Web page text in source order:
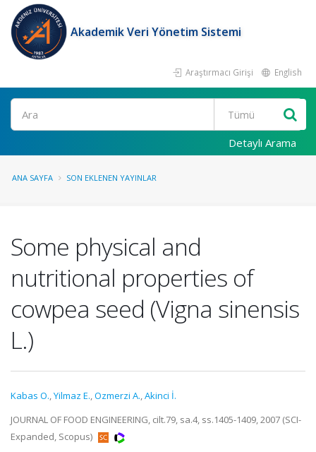
Akademik Veri Yönetim Sistemi
Araştırmacı Girişi English
Ara
Detaylı Arama
ANA SAYFA SON EKLENEN YAYINLAR
Some physical and
nutritional properties of
cowpea seed (Vigna sinensis
L.)
Kabas O.,Yilmaz E.,Ozmerzi A.,Akinci İ.
JOURNAL OF FOOD ENGINEERING, cilt.79, sa.4, ss.1405-1409, 2007 (SCI-
Expanded, Scopus)